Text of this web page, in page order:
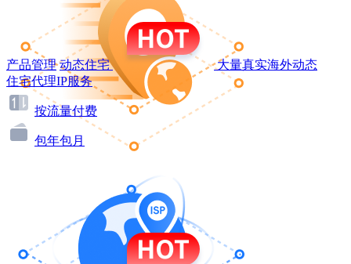
产品管理 动态住宅
大量真实海外动态
住宅代理IP服务
按流量付费
包年包月